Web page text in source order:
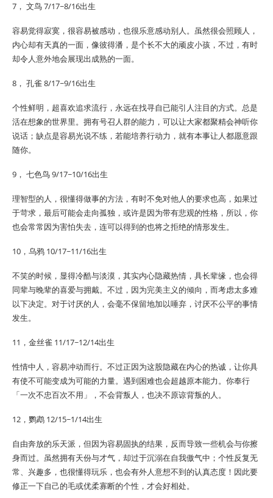
7， 文鸟 7/17~8/16出生
容易觉得寂寞，很容易被感动，也很乐意感动别人。虽然很会照顾人，
内心却有天真的一面，像彼得潘，是个长不大的顽皮小孩，不过，有时
却令人意外地会展现出成熟的一面。
8， 孔雀 8/17~9/16出生
个性鲜明，超喜欢追求流行，永远在找寻自已能引人注目的方式。总是
活在想象的世界里。拥有号召人群的能力，可以让大家都聚精会神听你
说话；缺点是容易光说不练，若能培养行动力，就有本事让人都愿意跟
随你。
9， 七色鸟 9/17~10/16出生
理智型的人，很懂得做事的方法，有时不免对他人的要求也高，如果过
于苛求，最后可能会走向孤独，或许是因为带有悲观的性格，所以，你
也会常常因为害怕失去，连可以得到的也将之拒绝的情形发生。
10，乌鸦 10/17~11/16出生
不笑的时候，显得冷酷与淡漠，其实内心隐藏热情，具长辈缘，也会得
同辈与晚辈的喜爱与拥戴。不过，因为完美主义的倾向，而考虑太多难
以下决定。对于讨厌的人，会毫不保留地加以唾弃，讨厌不公平的事情
发生。
11，金丝雀 11/17~12/14出生
性情中人，容易冲动而行。不过正因为这股隐藏在内心的热诚，让你具
有使不可能变成为可能的力量。遇到困难也会超越原本能力。你奉行
「一次不忠百次不用」，不会背叛人，也决不原谅背叛的人。
12，鹦鹉 12/15~1/14出生
自由奔放的乐天派，但因为容易固执的结果，反而导致一些机会与你擦
身而过。虽然拥有天份与才气，却过于沉溺在自我傲气中；个性反复无
常、兴趣多，也很懂得玩乐，也会有外人意想不到的认真态度！因此要
修正一下自己的毛或优柔寡断的个性，才会好相处。